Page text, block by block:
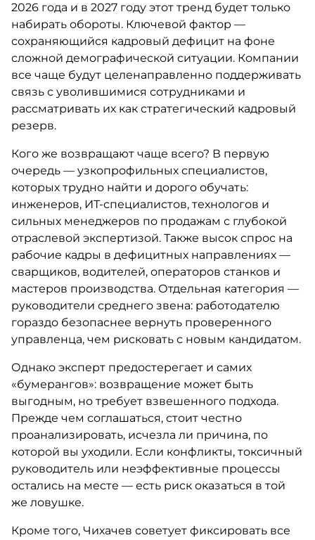
2026 года и в 2027 году этот тренд будет только
набирать обороты. Ключевой фактор —
сохраняющийся кадровый дефицит на фоне
сложной демографической ситуации. Компании
все чаще будут целенаправленно поддерживать
связь с уволившимися сотрудниками и
рассматривать их как стратегический кадровый
резерв.
Кого же возвращают чаще всего? В первую
очередь — узкопрофильных специалистов,
которых трудно найти и дорого обучать:
инженеров, ИТ-специалистов, технологов и
сильных менеджеров по продажам с глубокой
отраслевой экспертизой. Также высок спрос на
рабочие кадры в дефицитных направлениях —
сварщиков, водителей, операторов станков и
мастеров производства. Отдельная категория —
руководители среднего звена: работодателю
гораздо безопаснее вернуть проверенного
управленца, чем рисковать с новым кандидатом.
Однако эксперт предостерегает и самих
«бумерангов»: возвращение может быть
выгодным, но требует взвешенного подхода.
Прежде чем соглашаться, стоит честно
проанализировать, исчезла ли причина, по
которой вы уходили. Если конфликты, токсичный
руководитель или неэффективные процессы
остались на месте — есть риск оказаться в той
же ловушке.
Кроме того, Чихачев советует фиксировать все